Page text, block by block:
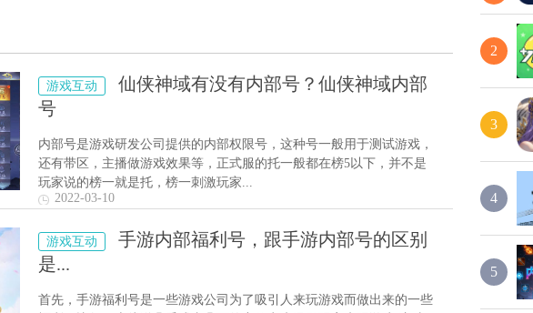
游戏互动
仙侠神域有没有内部号？仙侠神域内部
号
内部号是游戏研发公司提供的内部权限号，这种号一般用于测试游戏，
还有带区，主播做游戏效果等，正式服的托一般都在榜5以下，并不是
玩家说的榜一就是托，榜一刺激玩家...
2022-03-10
游戏互动
手游内部福利号，跟手游内部号的区别
是...
首先，手游福利号是一些游戏公司为了吸引人来玩游戏而做出来的一些
2
3
4
5